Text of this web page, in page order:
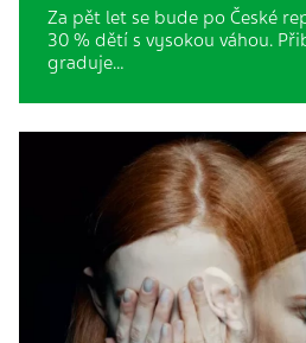
Za pět let se bude po České
30 % dětí s vysokou váhou.
graduje…